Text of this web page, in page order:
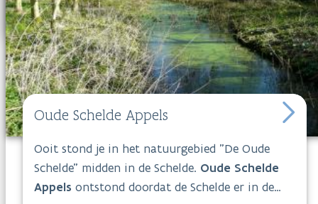
Oude Schelde Appels
Ooit stond je in het natuurgebied "De Oude
Schelde" midden in de Schelde. Oude Schelde
Appels ontstond doordat de Schelde er in de